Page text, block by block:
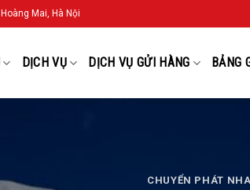
Mai, Hà Nội
DỊCH VỤ DỊCH VỤ GỬI HÀNG BẢNG
CHUYỂN PHÁT